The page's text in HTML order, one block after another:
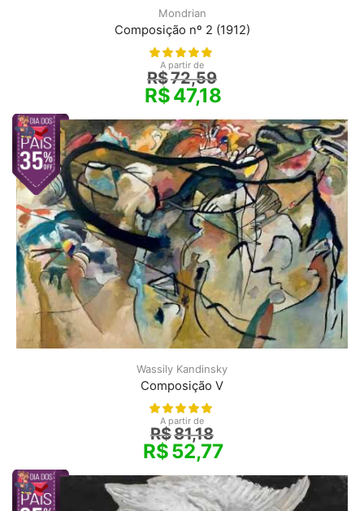
Mondrian
Composição nº 2 (1912)
A partir de
R$72,59
R$47,18
Wassily Kandinsky
Composição V
A partir de
R$81,18
R$52,77